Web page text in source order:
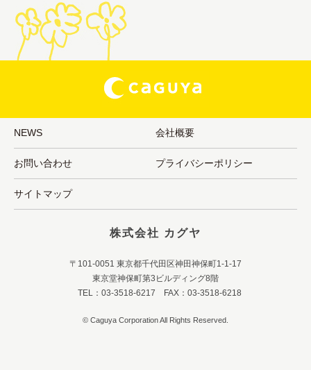
NEWS 会社概要
お問い合わせ プライバシーポリシー
サイトマップ
株式会社 カグヤ
〒101-0051 東京都千代田区神田神保町1-1-17
東京堂神保町第3ビルディング8階
TEL：03-3518-6217 FAX：03-3518-6218
© Caguya Corporation All Rights Reserved.